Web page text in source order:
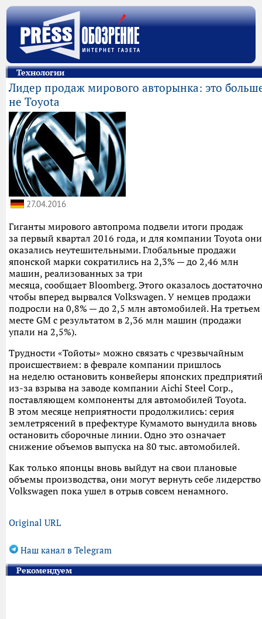
Технологии
Лидер продаж мирового авторынка: это
не Toyota
27.04.2016
Гиганты мирового автопрома подвели итоги продаж
за первый квартал 2016 года, и для компании Toyota они
оказались неутешительными. Глобальные продажи
японской марки сократились на 2,3% — до 2,46 млн
машин, реализованных за три
месяца, сообщает Bloomberg. Этого оказалось
чтобы вперед вырвался Volkswagen. У немцев продажи
подросли на 0,8% — до 2,5 млн автомобилей. На третьем
месте GM с результатом в 2,36 млн машин (продажи
упали на 2,5%).
Трудности «Тойоты» можно связать с чрезвычайным
происшествием: в феврале компании пришлось
на неделю остановить конвейеры японских
из-за взрыва на заводе компании Aichi Steel Corp.,
поставляющем компоненты для автомобилей Toyota.
В этом месяце неприятности продолжились: серия
землетрясений в префектуре Кумамото вынудила вновь
остановить сборочные линии. Одно это означает
снижение объемов выпуска на 80 тыс. автомобилей.
Как только японцы вновь выйдут на свои плановые
объемы производства, они могут вернуть себе
Volkswagen пока ушел в отрыв совсем ненамного.
Original URL
Наш канал в Telegram
Рекомендуем